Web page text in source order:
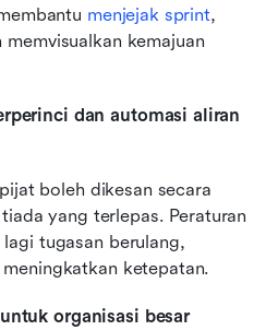
menjejak sprint,
kemajuan
dan automasi aliran
boleh dikesan secara
yang terlepas. Peraturan
tugasan berulang,
ketepatan.
organisasi besar